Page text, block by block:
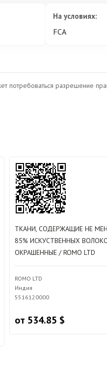
На условиях:
FCA
потребоваться разрешение
ТКАНИ, СОДЕРЖАЩИЕ НЕ
85% ИСКУСТВЕННЫХ
ОКРАШЕННЫЕ / ROMO LTD
ROMO LTD
Индия
5516120000
от 534.85 $